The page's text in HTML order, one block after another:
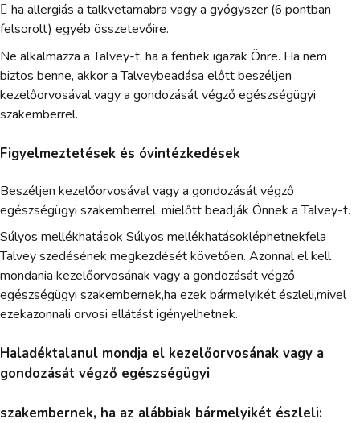
 ha allergiás a talkvetamabra vagy a gyógyszer (6.pontban
felsorolt) egyéb összetevőire.
Ne alkalmazza a Talvey-t, ha a fentiek igazak Önre. Ha nem
biztos benne, akkor a Talveybeadása előtt beszéljen
kezelőorvosával vagy a gondozását végző egészségügyi
szakemberrel.
Figyelmeztetések és óvintézkedések
Beszéljen kezelőorvosával vagy a gondozását végző
egészségügyi szakemberrel, mielőtt beadják Önnek a Talvey-t.
Súlyos mellékhatások Súlyos mellékhatásokléphetnekfela
Talvey szedésének megkezdését követően. Azonnal el kell
mondania kezelőorvosának vagy a gondozását végző
egészségügyi szakembernek,ha ezek bármelyikét észleli,mivel
ezekazonnali orvosi ellátást igényelhetnek.
Haladéktalanul mondja el kezelőorvosának vagy a
gondozását végző egészségügyi
szakembernek, ha az alábbiak bármelyikét észleli: